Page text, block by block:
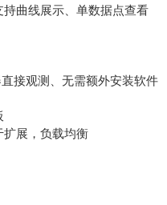
曲线展示、单数据点查看
接观测、无需额外安装软件
展，负载均衡